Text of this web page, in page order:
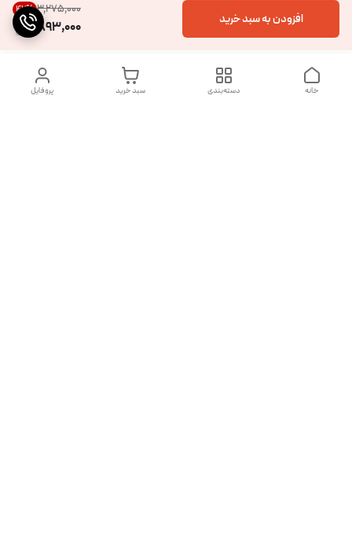
۳٬۲۷۵٬۰۰۰ 42%
1,893,000 افزودن به سبد خرید
پروفایل سبد خرید دسته‌بندی خانه